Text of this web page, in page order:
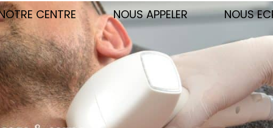
CENTRE NOUS APPELER NOUS